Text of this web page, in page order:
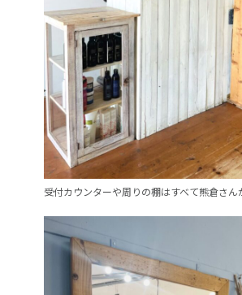
受付カウンターや周りの棚はすべて熊倉さん